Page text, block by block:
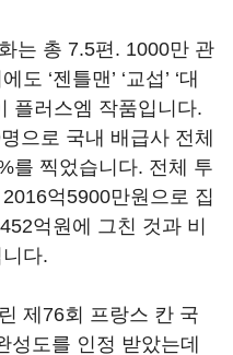
는 총 7.5편. 1000만 관
도 ‘젠틀맨’ ‘교섭 ’ ‘대
플러스엠 작품입니다.
명으로 국내 배급사 전체
를 찍었습니다. 전체 투
2016억5900만원으로 집
억원에 그친 것과 비
다.
제 76회 프랑스 칸 국
도를 인정 받았는데